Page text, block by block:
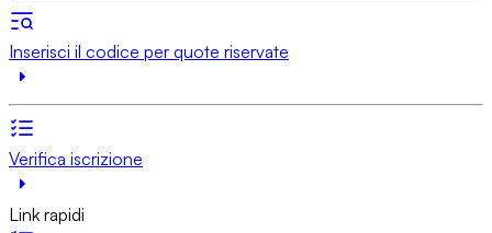
Inserisci il codice per quote riservate
Verifica iscrizione
Link rapidi